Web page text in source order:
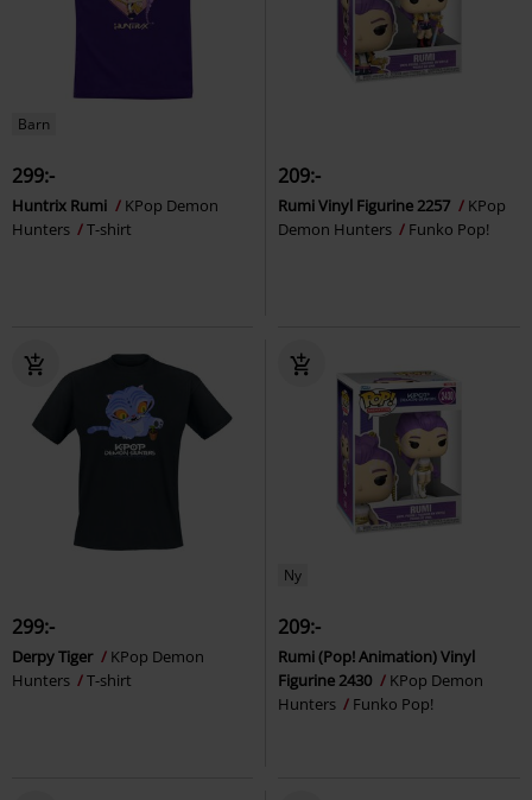
Barn
299:-
Huntrix Rumi
KPop Demon
Hunters
T-shirt
209:-
Rumi Vinyl Figurine 2257
KPop
Demon Hunters
Funko Pop!
299:-
Derpy Tiger
KPop Demon
Hunters
T-shirt
Ny
209:-
Rumi (Pop! Animation) Vinyl
Figurine 2430
KPop Demon
Hunters
Funko Pop!